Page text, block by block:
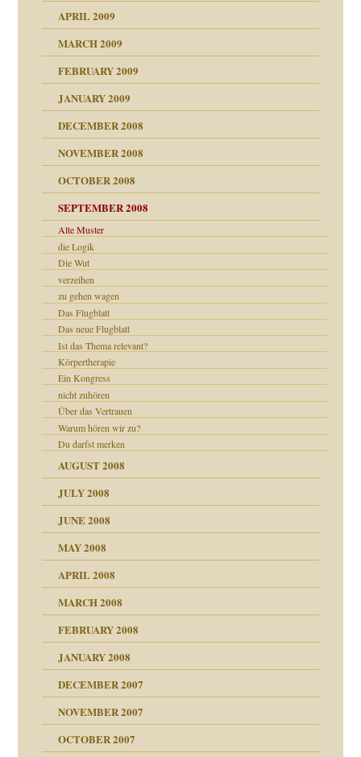
APRIL 2009
MARCH 2009
FEBRUARY 2009
JANUARY 2009
DECEMBER 2008
NOVEMBER 2008
OCTOBER 2008
SEPTEMBER 2008
Alte Muster
die Logik
Die Wut
verzeihen
zu gehen wagen
Das Flugblatt
Das neue Flugblatt
Ist das Thema relevant?
Körpertherapie
Ein Kongress
nicht zuhören
Über das Vertrauen
Warum hören wir zu?
Du darfst merken
AUGUST 2008
JULY 2008
Juni 2008
JUNE 2008
und Staat
MAY 2008
APRIL 2008
MARCH 2008
FEBRUARY 2008
JANUARY 2008
DECEMBER 2007
NOVEMBER 2007
OCTOBER 2007